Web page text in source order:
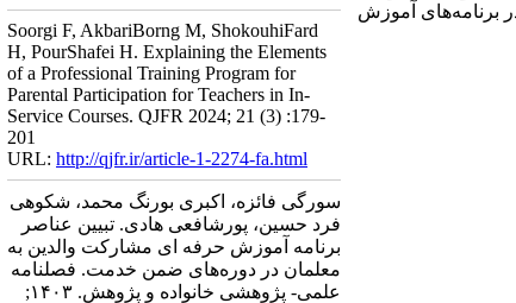
برنامه‌های آموزش
Soorgi F, AkbariBorng M, ShokouhiFard
H, PourShafei H. Explaining the Elements
of a Professional Training Program for
Parental Participation for Teachers in In-
Service Courses. QJFR 2024; 21 (3) :179-
201
URL: http://qjfr.ir/article-1-2274-fa.html
سورگی فائزه، اکبری بورنگ محمد، شکوهی
فرد حسین، پورشافعی هادی. تبیین عناصر
برنامه آموزش حرفه ای مشارکت والدین به
معلمان در دوره‌های ضمن خدمت. فصلنامه
علمی- پژوهشی خانواده و پژوهش. ۱۴۰۳;